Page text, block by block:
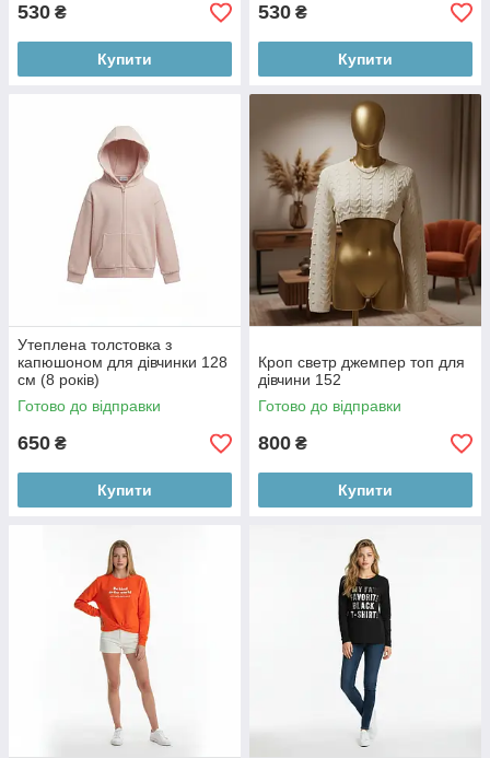
530 ₴
Купити
530 ₴
Купити
Утеплена толстовка з
капюшоном для дівчинки 128
см (8 років)
Готово до відправки
650 ₴
Купити
Кроп светр джемпер топ для
дівчини 152
Готово до відправки
800 ₴
Купити